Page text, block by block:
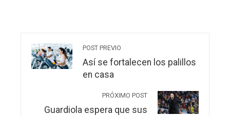
POST PREVIO
Así se fortalecen los palillos
en casa
PRÓXIMO POST
Guardiola espera que sus